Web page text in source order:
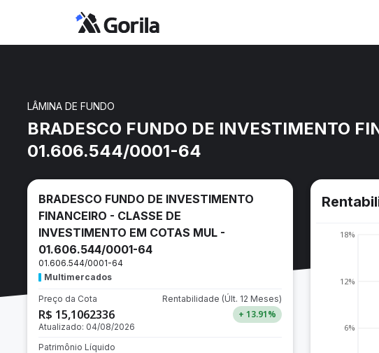
LÂMINA DE FUNDO
BRADESCO FUNDO DE INVESTIMENTO
01.606.544/0001-64
BRADESCO FUNDO DE INVESTIMENTO
FINANCEIRO - CLASSE DE
INVESTIMENTO EM COTAS MUL -
01.606.544/0001-64
01.606.544/0001-64
Multimercados
Preço da Cota
R$ 15,1062336
Atualizado: 04/08/2026
Rentabilidade (Últ. 12 Meses)
+ 13.91%
Patrimônio Líquido
6%
12%
18%